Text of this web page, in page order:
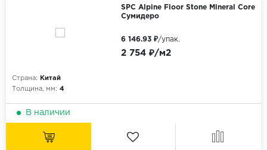
SPC Alpine Floor Stone Mineral Core
Сумидеро
Страна:
Китай
Толщина, мм: 4
2 754 ₽/м2
6 146.93 ₽/упак.
В наличии